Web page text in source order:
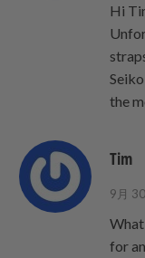
Hi
the
Tim
9月
for